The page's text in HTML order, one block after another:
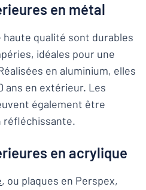
en métal
haute qualité sont durables
idéales pour une
en aluminium, elles
ans en extérieur. Les
également être
réfléchissante.
en acrylique
, ou plaques en Perspex,